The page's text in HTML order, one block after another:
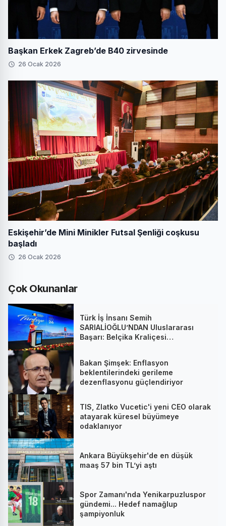
Başkan Erkek Zagreb’de B40 zirvesinde
26 Ocak 2026
Eskişehir’de Mini Minikler Futsal Şenliği coşkusu
başladı
26 Ocak 2026
Çok Okunanlar
Türk İş İnsanı Semih
SARIALİOĞLU’NDAN Uluslararası
Başarı: Belçika Kraliçesi
Bakan Şimşek: Enflasyon
beklentilerindeki gerileme
dezenflasyonu güçlendiriyor
TIS, Zlatko Vucetic'i yeni CEO olarak
atayarak küresel büyümeye
odaklanıyor
Ankara Büyükşehir'de en düşük
maaş 57 bin TL’yi aştı
Spor Zamanı'nda Yenikarpuzluspor
gündemi... Hedef namağlup
şampiyonluk